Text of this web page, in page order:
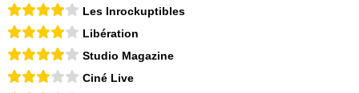
Les Inrockuptibles
Libération
Studio Magazine
Ciné Live